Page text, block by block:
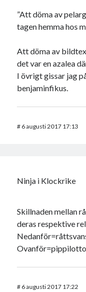
”Att döma av
tagen hemma hos
Att döma av
det var en azalea
I övrigt gissar jag
benjaminfikus.
# 6 augusti 2017 17:13
Ninja i Klockrike
Skillnaden mellan
deras respektive
# 6 augusti 2017 17:22